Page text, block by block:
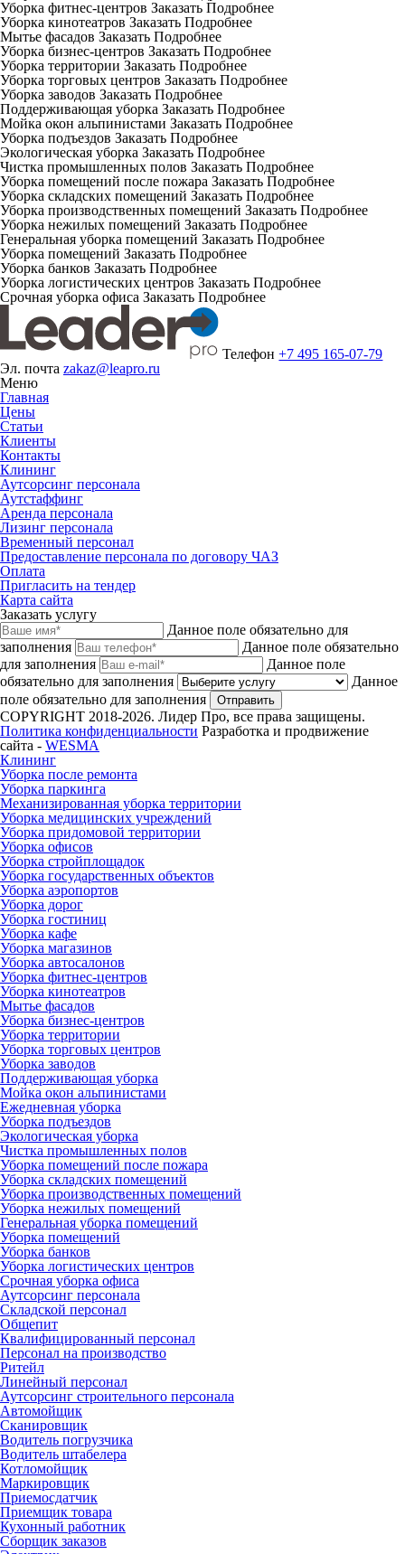
Уборка фитнес-центров Заказать Подробнее
Уборка кинотеатров Заказать Подробнее
Мытье фасадов Заказать Подробнее
Уборка бизнес-центров Заказать Подробнее
Уборка территории Заказать Подробнее
Уборка торговых центров Заказать Подробнее
Уборка заводов Заказать Подробнее
Поддерживающая уборка Заказать Подробнее
Мойка окон альпинистами Заказать Подробнее
Уборка подъездов Заказать Подробнее
Экологическая уборка Заказать Подробнее
Чистка промышленных полов Заказать Подробнее
Уборка помещений после пожара Заказать Подробнее
Уборка складских помещений Заказать Подробнее
Уборка производственных помещений Заказать Подробнее
Уборка нежилых помещений Заказать Подробнее
Генеральная уборка помещений Заказать Подробнее
Уборка помещений Заказать Подробнее
Уборка банков Заказать Подробнее
Уборка логистических центров Заказать Подробнее
Срочная уборка офиса Заказать Подробнее
Телефон+7 495 165-07-79
Эл. почта zakaz@leapro.ru
Меню
Главная
Цены
Статьи
Клиенты
Контакты
Клининг
Аутсорсинг персонала
Аутстаффинг
Аренда персонала
Лизинг персонала
Временный персонал
Предоставление персонала по договору ЧАЗ
Оплата
Пригласить на тендер
Карта сайта
Заказать услугу
Данное поле обязательно для
заполнения
Данное поле обязательно
для заполнения
Данное поле
обязательно для заполнения
Данное
поле обязательно для заполнения
Отправить
COPYRIGHT 2018-2026. Лидер Про, все права защищены.
Политика конфиденциальности Разработка и продвижение
сайта - WESMA
Клининг
Уборка после ремонта
Уборка паркинга
Механизированная уборка территории
Уборка медицинских учреждений
Уборка придомовой территории
Уборка офисов
Уборка стройплощадок
Уборка государственных объектов
Уборка аэропортов
Уборка дорог
Уборка гостиниц
Уборка кафе
Уборка магазинов
Уборка автосалонов
Уборка фитнес-центров
Уборка кинотеатров
Мытье фасадов
Уборка бизнес-центров
Уборка территории
Уборка торговых центров
Уборка заводов
Поддерживающая уборка
Мойка окон альпинистами
Ежедневная уборка
Уборка подъездов
Экологическая уборка
Чистка промышленных полов
Уборка помещений после пожара
Уборка складских помещений
Уборка производственных помещений
Уборка нежилых помещений
Генеральная уборка помещений
Уборка помещений
Уборка банков
Уборка логистических центров
Срочная уборка офиса
Аутсорсинг персонала
Складской персонал
Общепит
Квалифицированный персонал
Персонал на производство
Ритейл
Линейный персонал
Аутсорсинг строительного персонала
Автомойщик
Сканировщик
Водитель погрузчика
Водитель штабелера
Котломойщик
Маркировщик
Приемосдатчик
Приемщик товара
Кухонный работник
Сборщик заказов